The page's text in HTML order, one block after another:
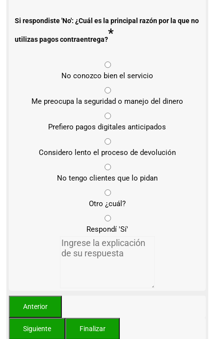
Si respondiste 'No': ¿Cuál es la principal razón por la que no
utilizas pagos contraentrega?*
No conozco bien el servicio
Me preocupa la seguridad o manejo del dinero
Prefiero pagos digitales anticipados
Considero lento el proceso de devolución
No tengo clientes que lo pidan
Otro ¿cuál?
Respondí 'Sí'